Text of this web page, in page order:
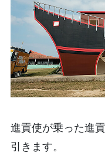
進貢使が乗った進
引きます。